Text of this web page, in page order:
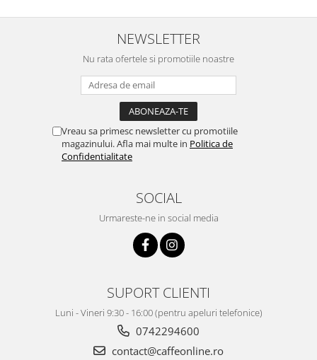
NEWSLETTER
Nu rata ofertele si promotiile noastre
Vreau sa primesc newsletter cu promotiile
magazinului. Afla mai multe in Politica de
Confidentialitate
SOCIAL
Urmareste-ne in social media
SUPORT CLIENTI
Luni - Vineri 9:30 - 16:00 (pentru apeluri telefonice)
0742294600
contact@caffeonline.ro